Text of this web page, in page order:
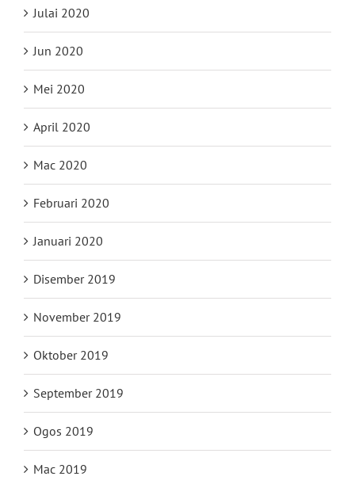
Julai 2020
Jun 2020
Mei 2020
April 2020
Mac 2020
Februari 2020
Januari 2020
Disember 2019
November 2019
Oktober 2019
September 2019
Ogos 2019
Mac 2019